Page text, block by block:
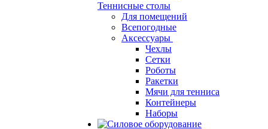
Теннисные столы
Для помещений
Всепогодные
Аксессуары
Чехлы
Сетки
Роботы
Ракетки
Мячи для тенниса
Контейнеры
Наборы